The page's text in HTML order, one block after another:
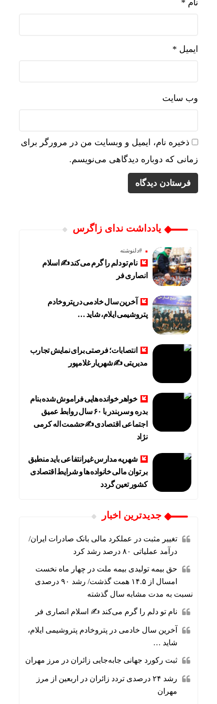
نام *
ایمیل *
وب‌ سایت
ذخیره نام، ایمیل و وبسایت من در مرورگر برای
زمانی که دوباره دیدگاهی می‌نویسم.
یادداشت ندای زاگرس
#دلنوشته
نام تو دلم را گرم می‌کند ✍️ اسلام
انصاری فر
آخرین سال خادمی در پتروخادم
پتروشیمی ایلام، شاید …
انتصابات؛ فرصتی برای نمایش تجارب
مدیریتی ✍ شهریار غلامپور
خواهر خوانده هایی فراموش شده بنام
بدره و سربندر با ۶۰ سال روابط عمیق
اجتماعی اقتصادی ✍حشمت اله کرمی
نژاد
شهریه مدارس غیرانتفاعی باید منطبق
بر توان مالی خانواده ها و شرایط اقتصادی
کشور تعین گردد
جديدترين اخبار
تغییر مثبت در عملکرد مالی بانک صادرات ایران/
درآمد عملیاتی ۸۰ درصد رشد کرد
حق بیمه تولیدی بیمه ملت در چهار ماه نخست
امسال از ۱۴.۵ همت گذشت/ رشد ۹۰ درصدی
نسبت به مدت مشابه سال گذشته
نام تو دلم را گرم می‌کند ✍️ اسلام انصاری فر
آخرین سال خادمی در پتروخادم پتروشیمی ایلام،
شاید …
ثبت رکورد جهانی جابه‌جایی زائران در مرز مهران
رشد ۲۴ درصدی تردد زائران در اربعین از مرز
مهران